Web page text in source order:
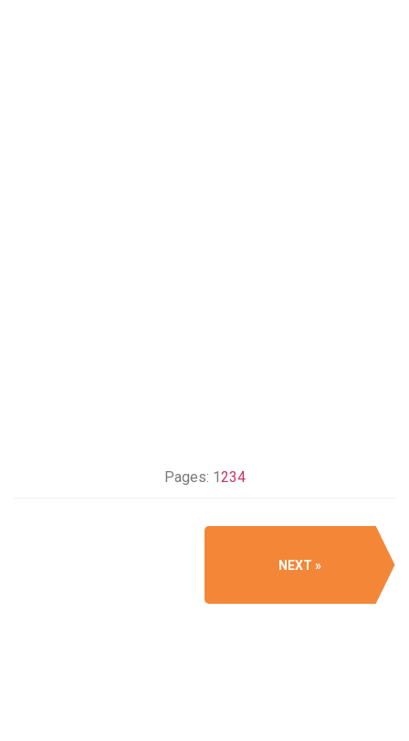
Pages: 1234
NEXT